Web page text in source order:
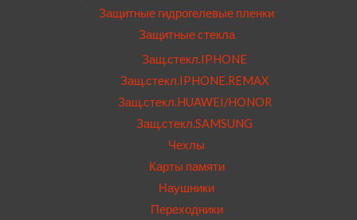
Защитные гидрогелевые пленки
Защитные стекла
Защ.стекл.IPHONE
Защ.стекл.IPHONE.REMAX
Защ.стекл.HUAWEI/HONOR
Защ.стекл.SAMSUNG
Чехлы
Карты памяти
Наушники
Переходники